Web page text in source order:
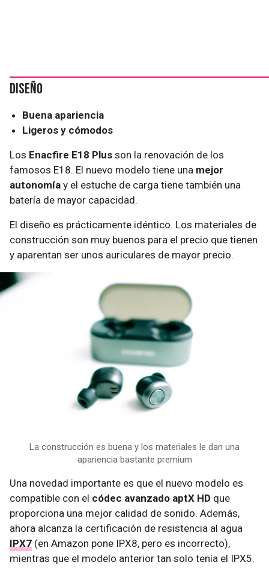
Diseño
Buena apariencia
Ligeros y cómodos
Los Enacfire E18 Plus son la renovación de los
famosos E18. El nuevo modelo tiene una mejor
autonomía y el estuche de carga tiene también una
batería de mayor capacidad.
El diseño es prácticamente idéntico. Los materiales de
construcción son muy buenos para el precio que tienen
y aparentan ser unos auriculares de mayor precio.
La construcción es buena y los materiales le dan una
apariencia bastante premium
Una novedad importante es que el nuevo modelo es
compatible con el códec avanzado aptX HD que
proporciona una mejor calidad de sonido. Además,
ahora alcanza la certificación de resistencia al agua
IPX7 (en Amazon pone IPX8, pero es incorrecto),
mientras que el modelo anterior tan solo tenía el IPX5.